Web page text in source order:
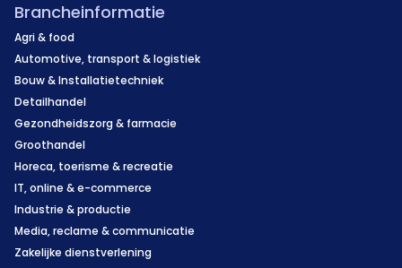
Brancheinformatie
Agri & food
Automotive, transport & logistiek
Bouw & Installatietechniek
Detailhandel
Gezondheidszorg & farmacie
Groothandel
Horeca, toerisme & recreatie
IT, online & e-commerce
Industrie & productie
Media, reclame & communicatie
Zakelijke dienstverlening